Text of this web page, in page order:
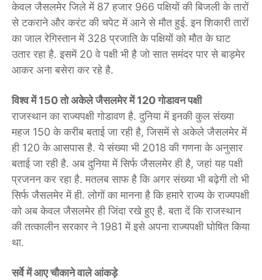
केवल जैसलमेर जिले में 87 हजार 966 पक्षियों की बिजली के तारों
से टकराने और करंट की चपेट में आने से मौत हुई. इन शिकारी तारों
का जाल रेगिस्तान में 328 प्रजाति के पक्षियों को मौत के घाट
उतार रहा है. इसमें 20 वे पक्षी भी है जो सात समंदर पार से बाड़मेर
आकर अना बसेरा कर रहे है.
विश्व में 150 तो अकेले जैसलमेर में 120 गोडावन पक्षी
राजस्थान का राज्यपक्षी गोडावण है. दुनिया में इनकी कुल संख्या
महज 150 के करीब बताई जा रही है, जिसमें से अकेले जैसलमेर में
ही 120 के आसपास है. ये संख्या भी 2018 की गणना के अनुसार
बताई जा रही है. अब दुनिया में सिर्फ जैसलमेर ही है, जहां यह पक्षी
प्रजनन कर रहा है. मतलब साफ है कि अगर संख्या भी बढ़ेगी तो भी
सिर्फ जैसलमेर में ही. लोगों का मानना है कि हमारे राज्य के राज्यपक्षी
को अब केवल जैसलमेर ही जिंदा रखे हुए है. बता दें कि राजस्थान
की तत्कालीन सरकार ने 1981 में इसे अपना राज्यपक्षी घोषित किया
था.
सर्वे में आए चौकाने वाले आंकड़े